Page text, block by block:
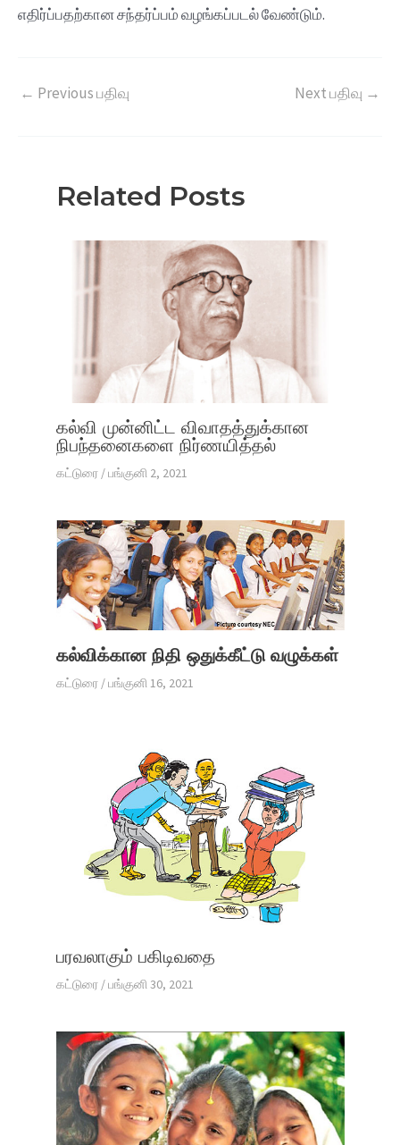
எதிர்ப்பதற்கான சந்தர்ப்பம் வழங்கப்படல் வேண்டும்.
← Previous பதிவு Next பதிவு →
Related Posts
கல்வி முன்னிட்ட விவாதத்துக்கான
நிபந்தனைகளை நிர்ணயித்தல்
கட்டுரை/பங்குனி 2, 2021
கல்விக்கான நிதி ஒதுக்கீட்டு வழுக்கள்
கட்டுரை/பங்குனி 16, 2021
பரவலாகும் பகிடிவதை
கட்டுரை/பங்குனி 30, 2021